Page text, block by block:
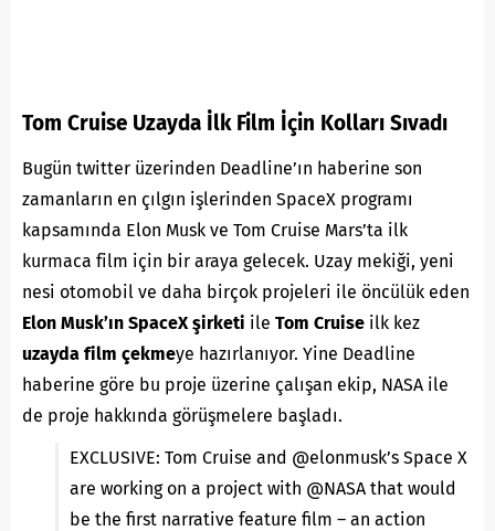
Tom Cruise Uzayda İlk Film İçin Kolları Sıvadı
Bugün twitter üzerinden Deadline’ın haberine son
zamanların en çılgın işlerinden SpaceX programı
kapsamında Elon Musk ve Tom Cruise Mars’ta ilk
kurmaca film için bir araya gelecek. Uzay mekiği, yeni
nesi otomobil ve daha birçok projeleri ile öncülük eden
Elon Musk’ın SpaceX şirketi ile Tom Cruise ilk kez
uzayda film çekmeye hazırlanıyor. Yine Deadline
haberine göre bu proje üzerine çalışan ekip, NASA ile
de proje hakkında görüşmelere başladı.
EXCLUSIVE: Tom Cruise and @elonmusk’s Space X
are working on a project with @NASA that would
be the first narrative feature film – an action